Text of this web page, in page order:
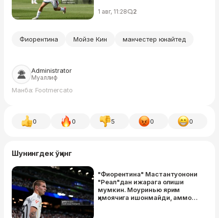
1 авг, 11:28 2
Фиорентина Мойзе Кин манчестер юнайтед
Administrator
Муаллиф
Манба: Footmercato
0 0 5 0 0
Шунингдек ўқинг
"Фиорентина" Мастантуонони
"Реал"дан ижарага олиши
мумкин. Моуринью ярим
ҳимоячига ишонмайди, аммо